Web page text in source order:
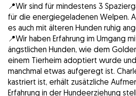
📍Wir sind für mindestens 3
für die energiegeladenen Welpen.
es auch mit älteren Hunden ruhig
📍Wir haben Erfahrung im Umgang
ängstlichen Hunden, wie dem
einem Tierheim adoptiert wurde
manchmal etwas aufgeregt ist.
kastriert ist, erhält zusätzliche
Erfahrung in der Hundeerziehung